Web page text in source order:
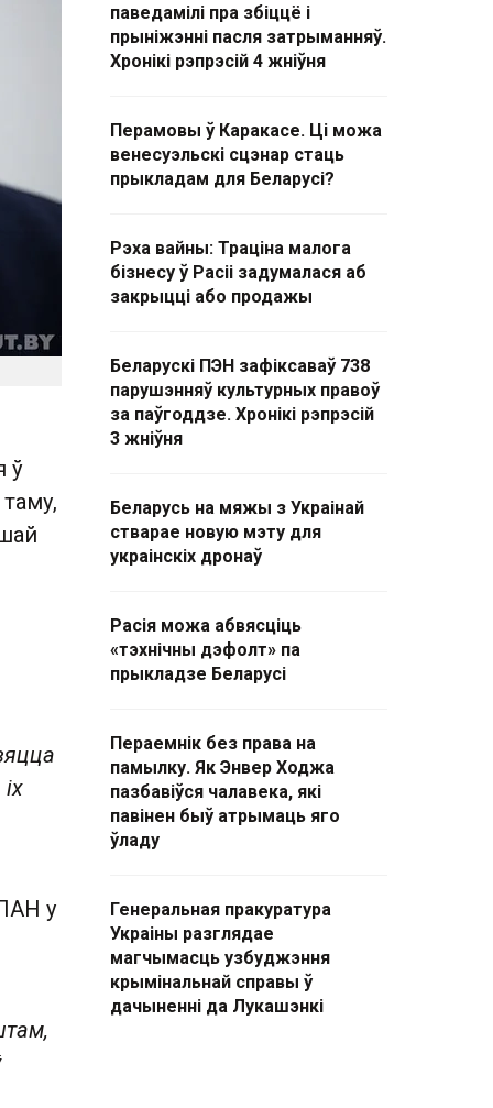
ў
у
паведамілі пра збіццё і
прыніжэнні пасля затрыманняў.
Хронікі рэпрэсій 4 жніўня
Перамовы ў Каракасе. Ці можа
венесуэльскі сцэнар стаць
прыкладам для Беларусі?
Рэха вайны: Траціна малога
бізнесу ў Расіі задумалася аб
закрыцці або продажы
Беларускі ПЭН зафіксаваў 738
парушэнняў культурных правоў
за паўгоддзе. Хронікі рэпрэсій
3 жніўня
Беларусь на мяжы з Украінай
стварае новую мэту для
украінскіх дронаў
Расія можа абвясціць
«тэхнічны дэфолт» па
прыкладзе Беларусі
Пераемнік без права на
памылку. Як Энвер Ходжа
пазбавіўся чалавека, які
павінен быў атрымаць яго
ўладу
Генеральная пракуратура
Украіны разглядае
магчымасць узбуджэння
крымінальнай справы ў
дачыненні да Лукашэнкі